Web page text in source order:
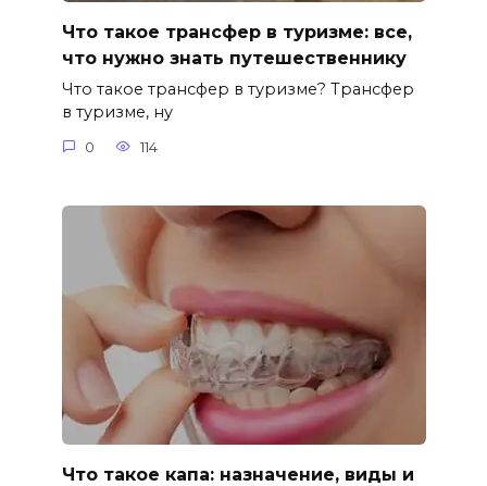
Что такое трансфер в туризме: все,
что нужно знать путешественнику
Что такое трансфер в туризме? Трансфер
в туризме, ну
0 114
Что такое капа: назначение, виды и